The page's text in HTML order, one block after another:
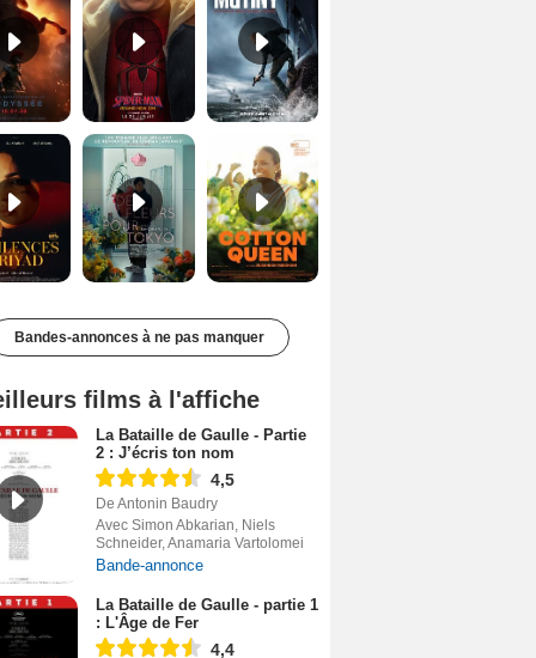
Les Silences de Riyad Bande-annonce VO STFR Cotton Queen Bande-annonce VO STFR
Bandes-annonces à ne pas manquer
films à l'affiche
La Bataille de Gaulle - Partie
2 : J’écris ton nom
4,5
De Antonin Baudry
Avec Simon Abkarian, Niels
Schneider, Anamaria Vartolomei
Bande-annonce
La Bataille de Gaulle - partie 1
: L'Âge de Fer
4,4